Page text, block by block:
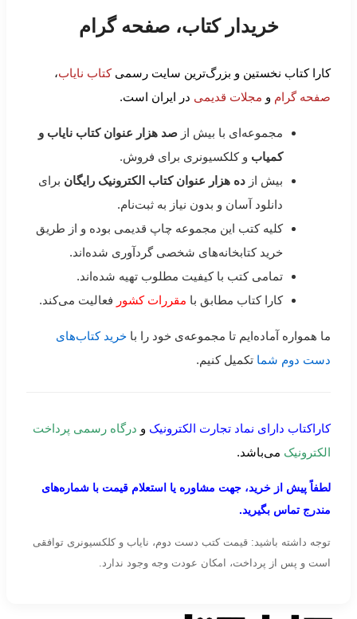
خریدار کتاب، صفحه گرام
کارا کتاب نخستین و بزرگ‌ترین سایت رسمیکتاب نایاب،
صفحه گرام و مجلات قدیمی در ایران است.
مجموعه‌ای با بیش از صد هزار عنوان کتاب نایاب و
کمیاب و کلکسیونری برای فروش.
بیش از ده هزار عنوان کتاب الکترونیک رایگان برای
دانلود آسان و بدون نیاز به ثبت‌نام.
کلیه کتب این مجموعه چاپ قدیمی بوده و از طریق
خرید کتابخانه‌های شخصی گردآوری شده‌اند.
تمامی کتب با کیفیت مطلوب تهیه شده‌اند.
کارا کتاب مطابق با مقررات کشور فعالیت می‌کند.
ما همواره آماده‌ایم تا مجموعه‌ی خود را با خرید کتاب‌های
دست دوم شما تکمیل کنیم.
کاراکتاب دارای نماد تجارت الکترونیک و درگاه رسمی پرداخت
الکترونیک می‌باشد.
لطفاً پیش از خرید، جهت مشاوره یا استعلام قیمت با شماره‌های
مندرج تماس بگیرید.
توجه داشته باشید: قیمت کتب دست دوم، نایاب و کلکسیونری توافقی
است و پس از پرداخت، امکان عودت وجه وجود ندارد.